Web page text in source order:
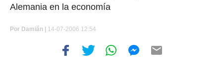
Alemania en la economía
Por Damián | 14-07-2006 12:54